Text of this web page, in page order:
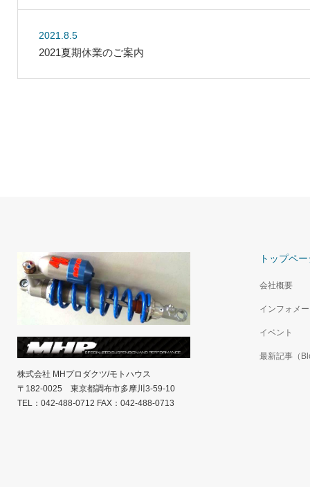
2021.8.5
2021夏期休業のご案内
トップペ
会社概要
インフォメ
イベント
最新記事（
株式会社 MHプロダクツ/モトハウス
〒182-0025 東京都調布市多摩川3-59-10
TEL：042-488-0712 FAX：042-488-0713